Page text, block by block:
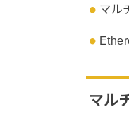
マル
マル